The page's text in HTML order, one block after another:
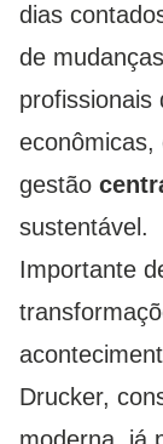
dias
de
profissionais
econômicas,
gestão
sustentável.
Importante
Drucker,